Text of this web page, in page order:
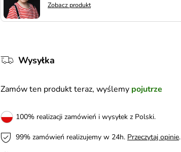
Zobacz produkt
Wysyłka
Zamów ten produkt teraz, wyślemy pojutrze
100% realizacji zamówień i wysyłek z Polski.
99% zamówień realizujemy w 24h. Przeczytaj opinie.